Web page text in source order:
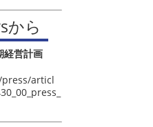
から
経営計画
articl